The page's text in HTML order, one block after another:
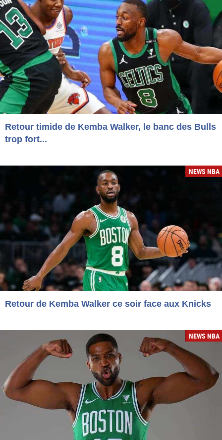
Retour timide de Kemba Walker, le banc des Bulls
trop fort...
NEWS NBA
Retour de Kemba Walker ce soir face aux Knicks
NEWS NBA